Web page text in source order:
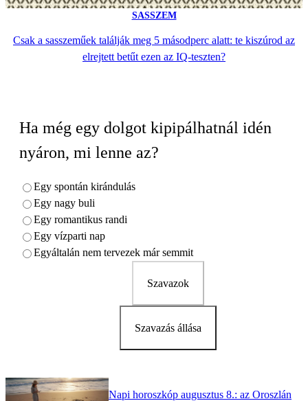
SASSZEM
Csak a sasszeműek találják meg 5 másodperc alatt: te kiszúrod az
elrejtett betűt ezen az IQ-teszten?
Ha még egy dolgot kipipálhatnál idén
nyáron, mi lenne az?
Egy spontán kirándulás
Egy nagy buli
Egy romantikus randi
Egy vízparti nap
Egyáltalán nem tervezek már semmit
Szavazok
Szavazás állása
Napi horoszkóp augusztus 8.: az Oroszlán